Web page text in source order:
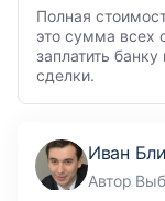
Полная
это сумма всех
заплатить
сделки.
Иван
Автор